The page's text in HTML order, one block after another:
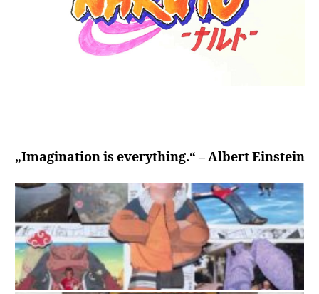
„Imagination is everything.“ – Albert Einstein